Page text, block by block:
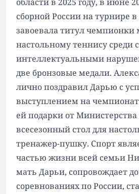
сборной России на турнире
завоевала титул чемпионки
настольному теннису среди
интеллектуальными
две бронзовые медали.
лично поздравил Дарью с
выступлением на
ей подарки от
всесезонный стол для
тренажер-пушку. Спорт
частью жизни всей семьи
мать Дарьи, сопровождает
соревнованиях по России,